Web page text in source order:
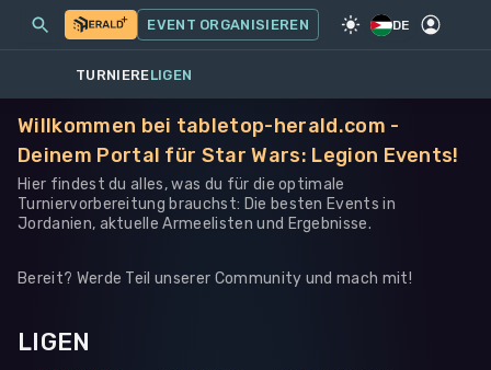
SPIEL·WARHAMMER 40K
MEINE EVENTS MEHR
EVENT ORGANISIEREN DE
TURNIERELIGEN
Willkommen bei tabletop-herald.com -
Deinem Portal für Star Wars: Legion Events!
Hier findest du alles, was du für die optimale
Turniervorbereitung brauchst: Die besten Events in
Jordanien, aktuelle Armeelisten und Ergebnisse.
Bereit? Werde Teil unserer Community und mach mit!
LIGEN